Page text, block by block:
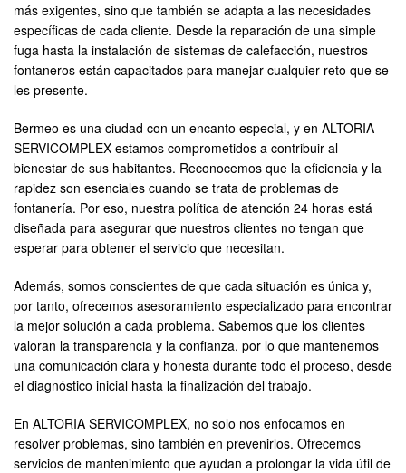
más exigentes, sino que también se adapta a las necesidades
específicas de cada cliente. Desde la reparación de una simple
fuga hasta la instalación de sistemas de calefacción, nuestros
fontaneros están capacitados para manejar cualquier reto que se
les presente.
Bermeo es una ciudad con un encanto especial, y en ALTORIA
SERVICOMPLEX estamos comprometidos a contribuir al
bienestar de sus habitantes. Reconocemos que la eficiencia y la
rapidez son esenciales cuando se trata de problemas de
fontanería. Por eso, nuestra política de atención 24 horas está
diseñada para asegurar que nuestros clientes no tengan que
esperar para obtener el servicio que necesitan.
Además, somos conscientes de que cada situación es única y,
por tanto, ofrecemos asesoramiento especializado para encontrar
la mejor solución a cada problema. Sabemos que los clientes
valoran la transparencia y la confianza, por lo que mantenemos
una comunicación clara y honesta durante todo el proceso, desde
el diagnóstico inicial hasta la finalización del trabajo.
En ALTORIA SERVICOMPLEX, no solo nos enfocamos en
resolver problemas, sino también en prevenirlos. Ofrecemos
servicios de mantenimiento que ayudan a prolongar la vida útil de